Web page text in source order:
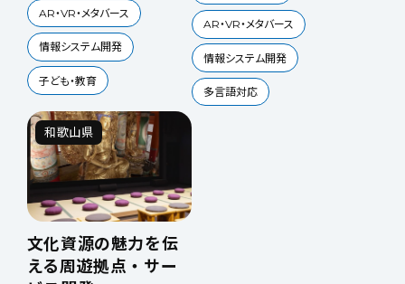
AR・VR・メタバース
情報システム開発
子ども・教育
AR・VR・メタバース
情報システム開発
多言語対応
和歌山県
文化資源の魅力を伝
える周遊拠点・サー